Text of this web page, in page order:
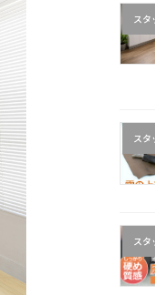
スタ
スタ
スタ